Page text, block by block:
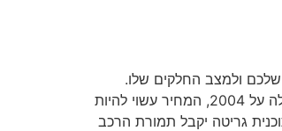
ולמצב החלקים שלו.
הסכום הממוצע שניתן לקבל תמורת רכב לפירוק יהיה בטווח המחירים 1000 ועד 4000 שקלים. במידה ומוכרים רכב יקר משנת יצור אשר עולה על 2004, המחיר עשוי להיות
גריטה יקבל תמורת הרכב